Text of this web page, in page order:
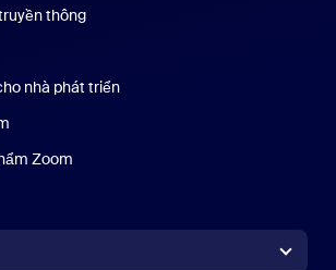
thông
nhà phát triển
Zoom